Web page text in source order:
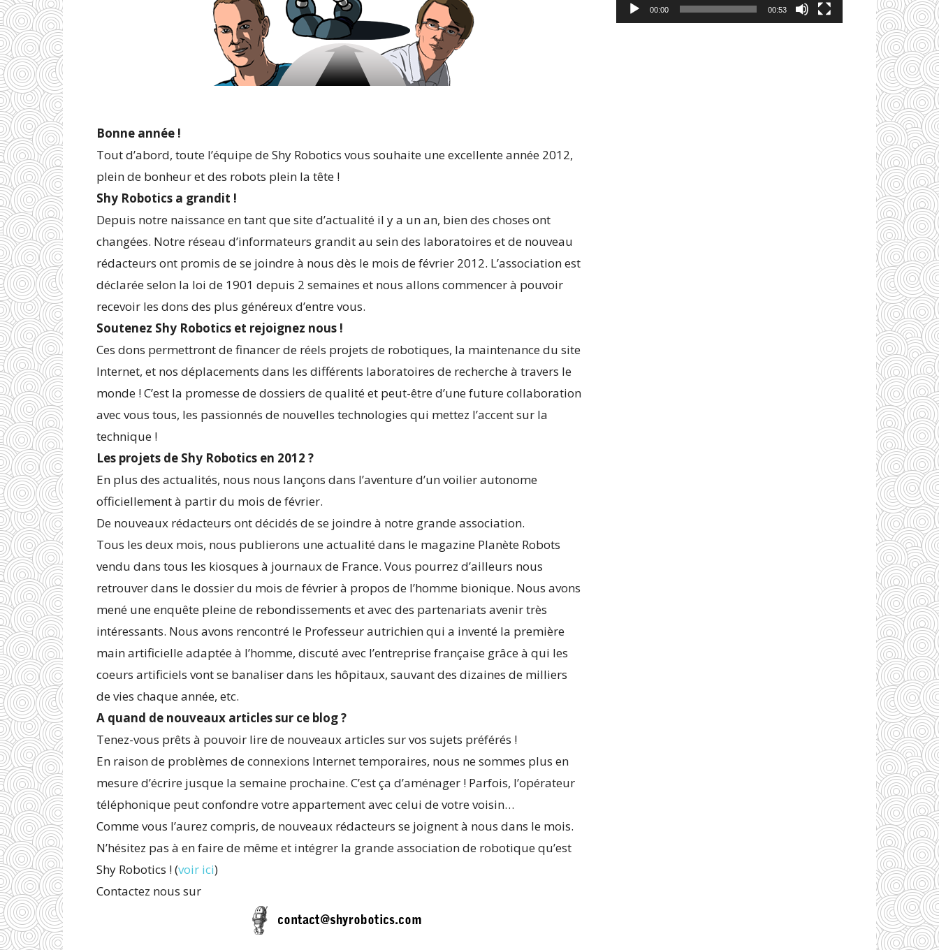
Bonne année !
Tout d’abord, toute l’équipe de Shy Robotics vous souhaite une excellente année 2012,
plein de bonheur et des robots plein la tête !
Shy Robotics a grandit !
Depuis notre naissance en tant que site d’actualité il y a un an, bien des choses ont
changées. Notre réseau d’informateurs grandit au sein des laboratoires et de nouveau
rédacteurs ont promis de se joindre à nous dès le mois de février 2012. L’association est
déclarée selon la loi de 1901 depuis 2 semaines et nous allons commencer à pouvoir
recevoir les dons des plus généreux d’entre vous.
Soutenez Shy Robotics et rejoignez nous !
Ces dons permettront de financer de réels projets de robotiques, la maintenance du site
Internet, et nos déplacements dans les différents laboratoires de recherche à travers le
monde ! C’est la promesse de dossiers de qualité et peut-être d’une future collaboration
avec vous tous, les passionnés de nouvelles technologies qui mettez l’accent sur la
technique !
Les projets de Shy Robotics en 2012 ?
En plus des actualités, nous nous lançons dans l’aventure d’un voilier autonome
officiellement à partir du mois de février.
De nouveaux rédacteurs ont décidés de se joindre à notre grande association.
Tous les deux mois, nous publierons une actualité dans le magazine Planète Robots
vendu dans tous les kiosques à journaux de France. Vous pourrez d’ailleurs nous
retrouver dans le dossier du mois de février à propos de l’homme bionique. Nous avons
mené une enquête pleine de rebondissements et avec des partenariats avenir très
intéressants. Nous avons rencontré le Professeur autrichien qui a inventé la première
main artificielle adaptée à l’homme, discuté avec l’entreprise française grâce à qui les
coeurs artificiels vont se banaliser dans les hôpitaux, sauvant des dizaines de milliers
de vies chaque année, etc.
A quand de nouveaux articles sur ce blog ?
Tenez-vous prêts à pouvoir lire de nouveaux articles sur vos sujets préférés !
En raison de problèmes de connexions Internet temporaires, nous ne sommes plus en
mesure d’écrire jusque la semaine prochaine. C’est ça d’aménager ! Parfois, l’opérateur
téléphonique peut confondre votre appartement avec celui de votre voisin…
Comme vous l’aurez compris, de nouveaux rédacteurs se joignent à nous dans le mois.
N’hésitez pas à en faire de même et intégrer la grande association de robotique qu’est
Shy Robotics ! (voir ici)
Contactez nous sur
00:00 00:53